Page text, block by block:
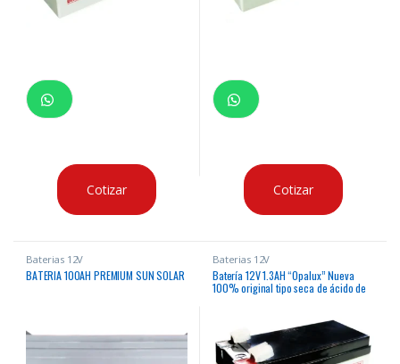
Cotizar Cotizar
Baterias 12V
BATERIA 100AH PREMIUM SUN SOLAR
Baterias 12V
Batería 12V 1.3AH “Opalux” Nueva
100% original tipo seca de ácido de